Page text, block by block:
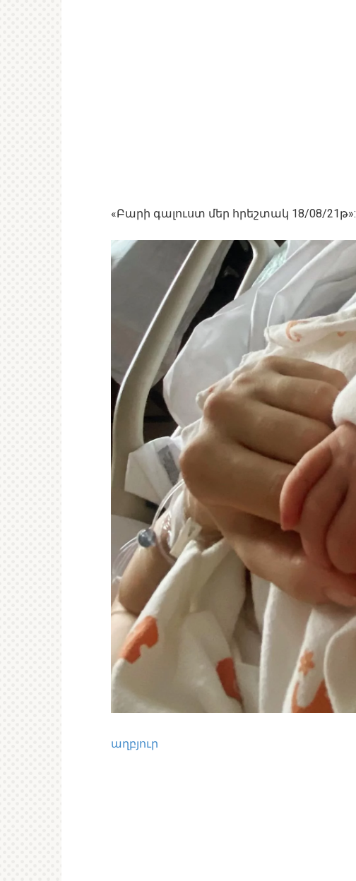
«Բարի գալուստ մեր հրեշտակ 18/08/21թ»:
աղբյուր